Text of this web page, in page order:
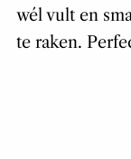
wél vult en
te raken.